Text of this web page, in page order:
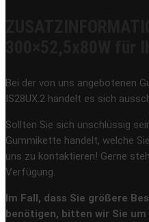
Bei der von uns angebotenen
IS28UX.2 handelt es sich
Sollten Sie sich unschlüssig
Gummikette handelt, welche
uns zu kontaktieren! Gerne
Verfügung.
Im Fall, dass Sie größere
benötigen, bitten wir Sie